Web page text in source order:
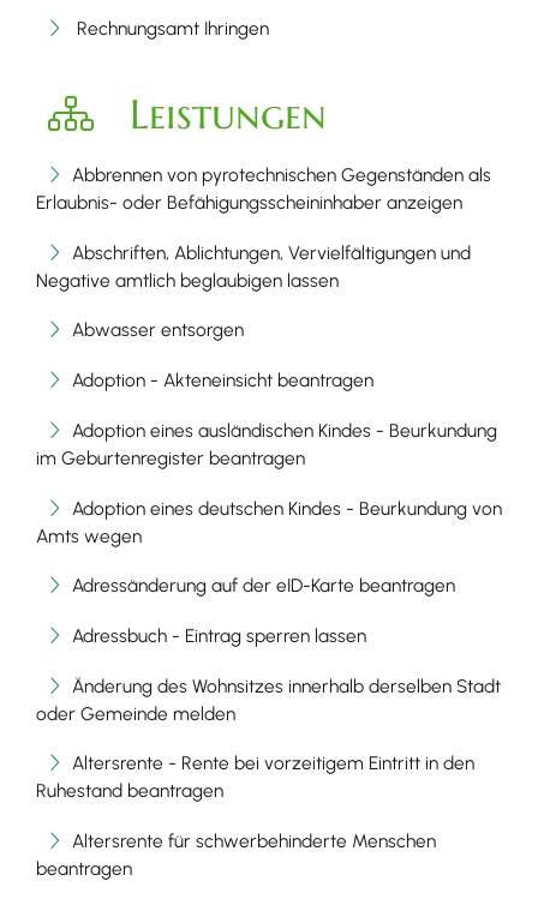
Rechnungsamt Ihringen
Leistungen
Abbrennen von pyrotechnischen Gegenständen als
Erlaubnis- oder Befähigungsscheininhaber anzeigen
Abschriften, Ablichtungen, Vervielfältigungen und
Negative amtlich beglaubigen lassen
Abwasser entsorgen
Adoption - Akteneinsicht beantragen
Adoption eines ausländischen Kindes - Beurkundung
im Geburtenregister beantragen
Adoption eines deutschen Kindes - Beurkundung von
Amts wegen
Adressänderung auf der eID-Karte beantragen
Adressbuch - Eintrag sperren lassen
Änderung des Wohnsitzes innerhalb derselben Stadt
oder Gemeinde melden
Altersrente - Rente bei vorzeitigem Eintritt in den
Ruhestand beantragen
Altersrente für schwerbehinderte Menschen
beantragen